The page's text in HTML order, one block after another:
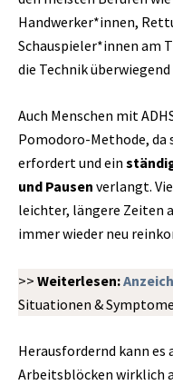
Handwerker*innen,
Schauspieler*innen am
die Technik
Auch Menschen mit
Pomodoro-Methode, da
erfordert und ein
und Pausen verlangt.
leichter, längere Zeiten
immer wieder neu
>> Weiterlesen:
Situationen &
Herausfordernd kann es
Arbeitsblöcken wirklich